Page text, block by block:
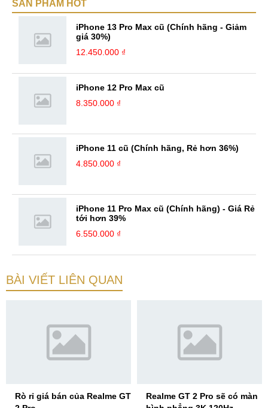
SẢN PHẨM HOT
iPhone 13 Pro Max cũ (Chính hãng - Giảm
giá 30%)
12.450.000 ₫
iPhone 12 Pro Max cũ
8.350.000 ₫
iPhone 11 cũ (Chính hãng, Rẻ hơn 36%)
4.850.000 ₫
iPhone 11 Pro Max cũ (Chính hãng) - Giá Rẻ
tới hơn 39%
6.550.000 ₫
BÀI VIẾT LIÊN QUAN
Rò rỉ giá bán của Realme GT
Realme GT 2 Pro sẽ có màn